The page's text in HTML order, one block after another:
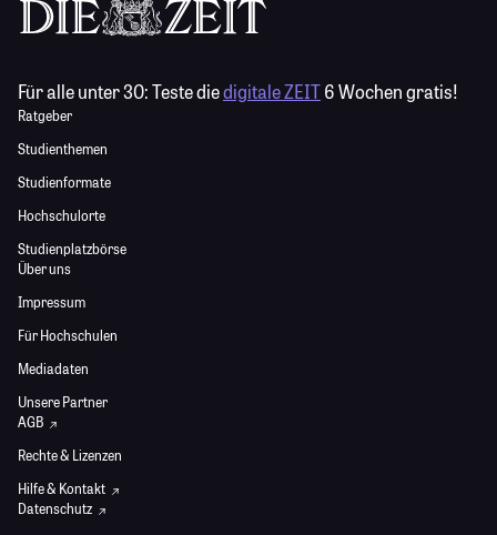
Für alle unter 30:Teste diedigitale ZEIT6 Wochen gratis!
Ratgeber
Studienthemen
Studienformate
Hochschulorte
Studienplatzbörse
Über uns
Impressum
Für Hochschulen
Mediadaten
Unsere Partner
AGB
Rechte & Lizenzen
Hilfe & Kontakt
Datenschutz